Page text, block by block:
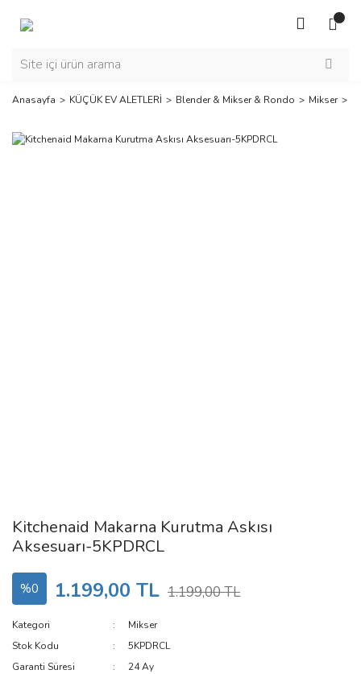
Anasayfa KÜÇÜK EV ALETLERİ Blender & Mikser & Rondo Mikser
Kitchenaid Makarna Kurutma Askısı
Aksesuarı-5KPDRCL
%0 1.199,00 TL 1.199,00 TL
Kategori
Mikser
Stok Kodu
5KPDRCL
Garanti Süresi
24 Ay